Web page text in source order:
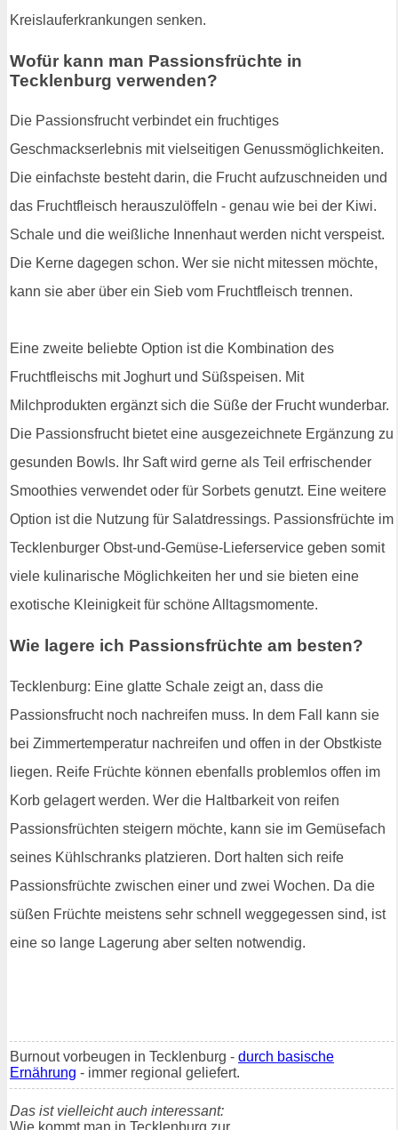
Kreislauferkrankungen senken.
Wofür kann man Passionsfrüchte in
Tecklenburg verwenden?
Die Passionsfrucht verbindet ein fruchtiges
Geschmackserlebnis mit vielseitigen Genussmöglichkeiten.
Die einfachste besteht darin, die Frucht aufzuschneiden und
das Fruchtfleisch herauszulöffeln - genau wie bei der Kiwi.
Schale und die weißliche Innenhaut werden nicht verspeist.
Die Kerne dagegen schon. Wer sie nicht mitessen möchte,
kann sie aber über ein Sieb vom Fruchtfleisch trennen.
Eine zweite beliebte Option ist die Kombination des
Fruchtfleischs mit Joghurt und Süßspeisen. Mit
Milchprodukten ergänzt sich die Süße der Frucht wunderbar.
Die Passionsfrucht bietet eine ausgezeichnete Ergänzung zu
gesunden Bowls. Ihr Saft wird gerne als Teil erfrischender
Smoothies verwendet oder für Sorbets genutzt. Eine weitere
Option ist die Nutzung für Salatdressings. Passionsfrüchte im
Tecklenburger Obst-und-Gemüse-Lieferservice geben somit
viele kulinarische Möglichkeiten her und sie bieten eine
exotische Kleinigkeit für schöne Alltagsmomente.
Wie lagere ich Passionsfrüchte am besten?
Tecklenburg: Eine glatte Schale zeigt an, dass die
Passionsfrucht noch nachreifen muss. In dem Fall kann sie
bei Zimmertemperatur nachreifen und offen in der Obstkiste
liegen. Reife Früchte können ebenfalls problemlos offen im
Korb gelagert werden. Wer die Haltbarkeit von reifen
Passionsfrüchten steigern möchte, kann sie im Gemüsefach
seines Kühlschranks platzieren. Dort halten sich reife
Passionsfrüchte zwischen einer und zwei Wochen. Da die
süßen Früchte meistens sehr schnell weggegessen sind, ist
eine so lange Lagerung aber selten notwendig.
Burnout vorbeugen in Tecklenburg - durch basische
Ernährung - immer regional geliefert.
Das ist vielleicht auch interessant:
Wie kommt man in Tecklenburg zur